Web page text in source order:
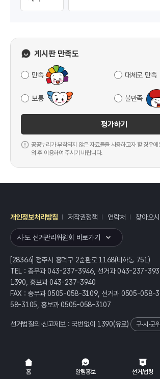
홈 알림홍보 선거/법령
게시판 만족도
만족 대체로 만족
보통 불만족
평가하기
공공누리가 부착되지 않은 자료들을 사용하고자 할 경우에
의 후 이용하여 주시기 바랍니다.
개인정보처리방침 저작권정책 연락처 찾아오
시·도 선거관리위원회 바로가기
[28364] 청주시 흥덕구 2순환로 1168(비하동 751)
TEL : 총무과 043-237-3946, 선거과 043-237-
1390, 홍보과 043-237-3940
FAX : 총무과 0505-058-3109, 선거과 0505-058-
58-3105, 홍보과 0505-058-3107
선거법질의·신고제보 : 국번없이 1390(유료) 구·시·군